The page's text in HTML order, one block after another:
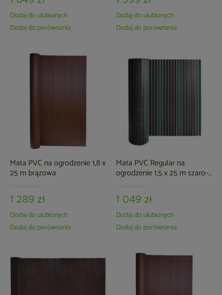
Dodaj do ulubionych
Dodaj do porównania
Dodaj do ulubionych
Dodaj do porównania
Mata PVC na ogrodzenie 1,8 x
25 m brązowa
1 289 zł
Dodaj do ulubionych
Dodaj do porównania
Mata PVC Regular na
ogrodzenie 1,5 x 25 m szaro-
1 049 zł
Dodaj do ulubionych
Dodaj do porównania